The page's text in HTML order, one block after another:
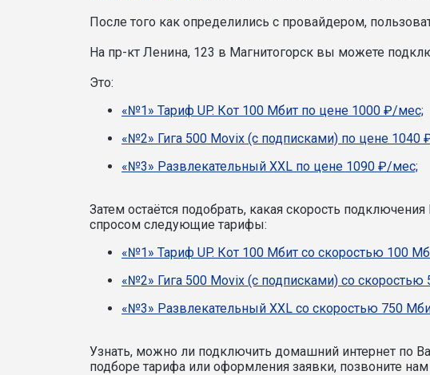
После того как определились с провайдером,
На пр-кт Ленина, 123 в Магнитогорск вы можете
Это:
«№1» Тариф UP. Кот 100 Мбит по цене 1000 ₽/мес;
«№2» Гига 500 Movix (с подписками) по цене 1040
«№3» Развлекательный XXL по цене 1090 ₽/мес;
Затем остаётся подобрать, какая скорость
спросом следующие тарифы:
«№1» Тариф UP. Кот 100 Мбит со скоростью 100
«№2» Гига 500 Movix (с подписками) со
«№3» Развлекательный XXL со скоростью 750
Узнать, можно ли подключить домашний интернет по
подборе тарифа или оформления заявки, позвоните